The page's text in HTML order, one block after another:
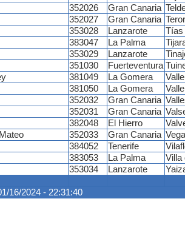
16/2024 - 22:31:40
352026 Gran Canaria
352027 Gran Canaria Teror
353028 Lanzarote
Tías
383047 La Palma
353029 Lanzarote
351030 Fuerteventura
381049 La Gomera
381050 La Gomera
352032 Gran Canaria
352031 Gran Canaria
382048 El Hierro
352033 Gran Canaria
384052 Tenerife
383053 La Palma
Villa
353034 Lanzarote